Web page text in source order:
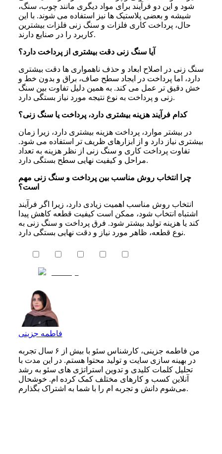
شود و این دو فرآیند برای مواد دیگری مانند چوب، سنگ،
شیشه و بعضی پلاستیک ها نیز استفاده می شوند. با این
حال، پرداخت کاری فلزات و سنگ زنی فلزات بیشترین
کاربرد را در صنایع دارند.
آیا سنگ زنی دقت بیشتری از پرداخت دارد؟
سنگ زنی در اصلاح ابعاد و حذف ناهمواری ها دقت بیشتری
دارد، اما پرداخت در ایجاد سطح صاف، براق و بدون خط و
خش دقیق تر عمل می کند. به همین دلیل تفاوت بین سنگ
زنی و پرداخت به نوع نتیجه مورد نیاز بستگی دارد.
کدام فرآیند هزینه بیشتری دارد، پرداخت یا سنگ زنی؟
در بیشتر موارد، پرداخت هزینه بیشتری دارد، زیرا زمان
بیشتری نیاز دارد و از ابزارهای ظریف تر استفاده می شود.
تفاوت پرداخت کاری و سنگ زنی از نظر هزینه به تعداد
مراحل و کیفیت نهایی سطح بستگی دارد.
چرا انتخاب روش مناسب بین پرداخت و سنگ زنی مهم
است؟
انتخاب روش مناسب اهمیت زیادی دارد، زیرا اگر فرآیند
اشتباه انتخاب شود، ممکن است کیفیت قطعه کاهش پیدا
کند یا هزینه تولید بیشتر شود. فرق پرداخت و سنگ زنی به
نوع قطعه، ظاهر مورد نیاز و دقت نهایی بستگی دارد.
فاطمه جزینی
من فاطمه جزینی، کارشناس سئو با بیش از ۶ سال تجربه
در بهینه‌ سازی سایت و تولید محتوا هستم. در این مدت با
تحلیل کلمات کلیدی و تدوین استراتژی‌ های سئو به رشد
آنلاین کسب‌ و کارهای مختلف کمک کرده‌ ام. خوشحال
می‌شوم دانش و تجربه ام را با شما به اشتراک بگذارم.